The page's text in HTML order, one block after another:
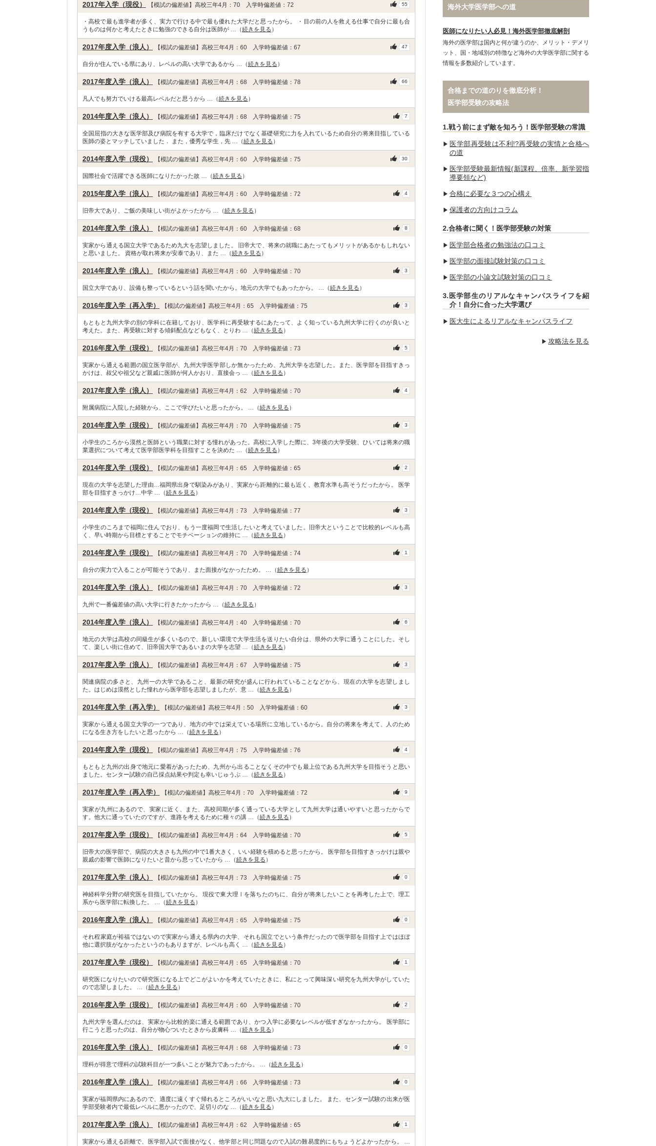
2017年入学（現役） 【模試の偏差値】高校三年4月：70 入学時偏差値：72 55
・高校で最も進学者が多く、実力で行ける中で最も優れた大学だと思ったから。 ・目の前の人を救える仕事で自分に最も合
うものは何かと考えたときに勉強のできる自分は医師が …（続きを見る ）
2017年度入学（浪人） 【模試の偏差値】高校三年4月：60 入学時偏差値：67 47
自分が住んでいる県にあり、レベルの高い大学であるから …（続きを見る ）
2017年度入学（浪人） 【模試の偏差値】高校三年4月：68 入学時偏差値：78 66
凡人でも努力でいける最高レベルだと思うから …（続きを見る ）
2014年度入学（浪人） 【模試の偏差値】高校三年4月：68 入学時偏差値：75 7
全国屈指の大きな医学部及び病院を有する大学で，臨床だけでなく基礎研究に力を入れているため自分の将来目指している
医師の姿とマッチしていました． また，優秀な学生，先 …（続きを見る ）
2014年度入学（現役） 【模試の偏差値】高校三年4月：60 入学時偏差値：75 30
国際社会で活躍できる医師になりたかった故 …（続きを見る ）
2015年度入学（浪人） 【模試の偏差値】高校三年4月：60 入学時偏差値：72 4
旧帝大であり、ご飯の美味しい街がよかったから …（続きを見る ）
2014年度入学（浪人） 【模試の偏差値】高校三年4月：60 入学時偏差値：68 8
実家から通える国立大学であるため九大を志望しました。 旧帝大で、将来の就職にあたってもメリットがあるかもしれない
と思いました。 資格が取れ将来が安泰であり、また …（続きを見る ）
2014年度入学（浪人） 【模試の偏差値】高校三年4月：60 入学時偏差値：70 3
国立大学であり、設備も整っているという話を聞いたから。地元の大学でもあったから。 …（続きを見る ）
2016年度入学（再入学） 【模試の偏差値】高校三年4月：65 入学時偏差値：75 3
もともと九州大学の別の学科に在籍しており、医学科に再受験するにあたって、よく知っている九州大学に行くのが良いと
考えた。また、再受験に対する傾斜配点などもなく、とりわ …（続きを見る ）
2016年度入学（現役） 【模試の偏差値】高校三年4月：70 入学時偏差値：73 5
実家から通える範囲の国立医学部が、九州大学医学部しか無かったため、九州大学を志望した。また、医学部を目指すきっ
かけは、叔父や祖父など親戚に医師が何人かおり、直接会っ …（続きを見る ）
2017年度入学（浪人） 【模試の偏差値】高校三年4月：62 入学時偏差値：70 4
附属病院に入院した経験から、ここで学びたいと思ったから。 …（続きを見る ）
2014年度入学（現役） 【模試の偏差値】高校三年4月：70 入学時偏差値：75 3
小学生のころから漠然と医師という職業に対する憧れがあった。高校に入学した際に、3年後の大学受験、ひいては将来の職
業選択について考えて医学部医学科を目指すことを決めた …（続きを見る ）
2014年度入学（現役） 【模試の偏差値】高校三年4月：65 入学時偏差値：65 2
現在の大学を志望した理由…福岡県出身で馴染みがあり、実家から距離的に最も近く、教育水準も高そうだったから。 医学
部を目指すきっかけ…中学 …（続きを見る ）
2014年度入学（現役） 【模試の偏差値】高校三年4月：73 入学時偏差値：77 3
小学生のころまで福岡に住んでおり、もう一度福岡で生活したいと考えていました。旧帝大ということで比較的レベルも高
く、早い時期から目標とすることでモチベーションの維持に …（続きを見る ）
2014年度入学（現役） 【模試の偏差値】高校三年4月：70 入学時偏差値：74 1
自分の実力で入ることが可能そうであり、また面接がなかったため。 …（続きを見る ）
2014年度入学（浪人） 【模試の偏差値】高校三年4月：70 入学時偏差値：72 3
九州で一番偏差値の高い大学に行きたかったから …（続きを見る ）
2014年度入学（浪人） 【模試の偏差値】高校三年4月：40 入学時偏差値：70 6
地元の大学は高校の同級生が多くいるので、新しい環境で大学生活を送りたい自分は、県外の大学に通うことにした。そし
て、楽しい街に住めて、旧帝国大学であるいまの大学を志望 …（続きを見る ）
2017年度入学（浪人） 【模試の偏差値】高校三年4月：67 入学時偏差値：75 3
関連病院の多さと、九州一の大学であること、最新の研究が盛んに行われていることなどから、現在の大学を志望しまし
た。はじめは漠然とした憧れから医学部を志望しましたが、意 …（続きを見る ）
2014年度入学（再入学） 【模試の偏差値】高校三年4月：50 入学時偏差値：60 3
実家から通える国立大学の一つであり、地方の中では栄えている場所に立地しているから。自分の将来を考えて、人のため
になる生き方をしたいと思ったから …（続きを見る ）
2014年度入学（現役） 【模試の偏差値】高校三年4月：75 入学時偏差値：76 4
もともと九州の出身で地元に愛着があったため、九州から出ることなくその中でも最上位である九州大学を目指そうと思い
ました。センター試験の自己採点結果や判定も幸いじゅうぶ …（続きを見る ）
2017年度入学（再入学） 【模試の偏差値】高校三年4月：70 入学時偏差値：72 9
実家が九州にあるので、実家に近く、また、高校同期が多く通っている大学として九州大学は通いやすいと思ったからで
す。他大に通っていたのですが、進路を考えるために種々の講 …（続きを見る ）
2017年度入学（現役） 【模試の偏差値】高校三年4月：64 入学時偏差値：70 5
旧帝大の医学部で、病院の大きさも九州の中で1番大きく、いい経験を積めると思ったから。 医学部を目指すきっかけは親や
親戚の影響で医師になりたいと昔から思っていたから …（続きを見る ）
2017年度入学（浪人） 【模試の偏差値】高校三年4月：73 入学時偏差値：75 0
神経科学分野の研究医を目指していたから。 現役で東大理Ⅰを落ちたのちに、自分が将来したいことを再考した上で、理工
系から医学部に転換した。 …（続きを見る ）
2016年度入学（浪人） 【模試の偏差値】高校三年4月：65 入学時偏差値：75 0
それ程家庭が裕福ではないので実家から通える県内の大学、それも国立でという条件だったので医学部を目指す上ではほぼ
他に選択肢がなかったというのもありますが、レベルも高く …（続きを見る ）
2017年度入学（現役） 【模試の偏差値】高校三年4月：65 入学時偏差値：70 1
研究医になりたいので研究医になる上でどこがよいかを考えていたときに、私にとって興味深い研究を九州大学がしていた
ので志望しました。 …（続きを見る ）
2016年度入学（現役） 【模試の偏差値】高校三年4月：60 入学時偏差値：70 2
九州大学を選んだのは、実家から比較的楽に通える範囲であり、かつ入学に必要なレベルが低すぎなかったから。 医学部に
行こうと思ったのは、自分が物心ついたときから皮膚科 …（続きを見る ）
2016年度入学（浪人） 【模試の偏差値】高校三年4月：68 入学時偏差値：73 0
理科が得意で理科の試験科目が一つ多いことが魅力であったから。 …（続きを見る ）
2016年度入学（浪人） 【模試の偏差値】高校三年4月：66 入学時偏差値：73 0
実家が福岡県内にあるので、適度に遠くすぐ帰れるところがいいなと思い九大にしました。 また、センター試験の出来が医
学部受験者内で最低レベルに悪かったので、足切りのな …（続きを見る ）
2017年度入学（浪人） 【模試の偏差値】高校三年4月：62 入学時偏差値：65 1
実家から通える距離で、医学部入試で面接がなく、他学部と同じ問題なので入試の難易度的にもちょうどよかったから。 …
海外大学医学部への道
医師になりたい人必見！海外医学部徹底解剖
海外の医学部は国内と何が違うのか、メリット・デメリ
ット、国・地域別の特徴など海外の大学医学部に関する
情報を多数紹介しています。
合格までの道のりを徹底分析！
医学部受験の攻略法
1.戦う前にまず敵を知ろう！医学部受験の常識
医学部再受験は不利!?再受験の実情と合格へ
の道
医学部受験最新情報(新課程、倍率、新学習指
導要領など)
合格に必要な３つの心構え
保護者の方向けコラム
2.合格者に聞く！医学部受験の対策
医学部合格者の勉強法の口コミ
医学部の面接試験対策の口コミ
医学部の小論文試験対策の口コミ
3.医学部生のリアルなキャンパスライフを紹
介！自分に合った大学選び
医大生によるリアルなキャンパスライフ
攻略法を見る